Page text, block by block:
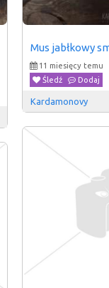
Mus jabłkowy
11 miesięcy temu
Śledź
Dodaj
Kardamonovy